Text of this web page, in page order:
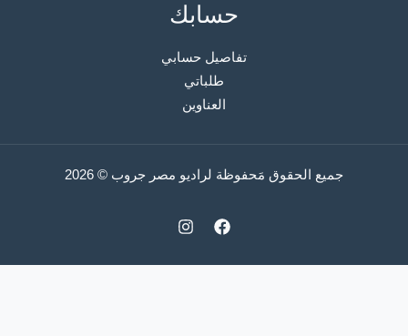
حسابك
تفاصيل حسابي
طلباتي
العناوين
جميع الحقوق مَحفوظة لراديو مصر جروب © 2026